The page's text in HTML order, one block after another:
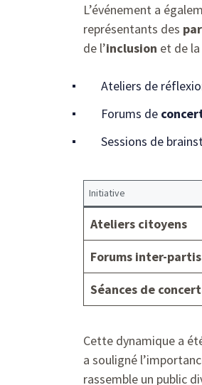
L’événement a
représentants des
de l’inclusion et de
Ateliers de
Forums de
Sessions de
Initiative
Ateliers citoyens
Forums inter-partis
Séances de
Cette dynamique a
a souligné
rassemble un public